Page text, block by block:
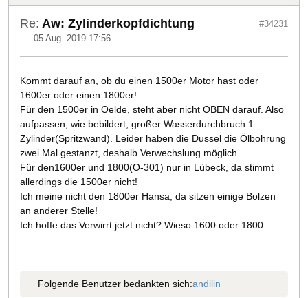
Re: Aw: Zylinderkopfdichtung
05 Aug. 2019 17:56
#34231
Kommt darauf an, ob du einen 1500er Motor hast oder
1600er oder einen 1800er!
Für den 1500er in Oelde, steht aber nicht OBEN darauf. Also
aufpassen, wie bebildert, großer Wasserdurchbruch 1.
Zylinder(Spritzwand). Leider haben die Dussel die Ölbohrung
zwei Mal gestanzt, deshalb Verwechslung möglich.
Für den1600er und 1800(O-301) nur in Lübeck, da stimmt
allerdings die 1500er nicht!
Ich meine nicht den 1800er Hansa, da sitzen einige Bolzen
an anderer Stelle!
Ich hoffe das Verwirrt jetzt nicht? Wieso 1600 oder 1800.
Folgende Benutzer bedankten sich:andilin